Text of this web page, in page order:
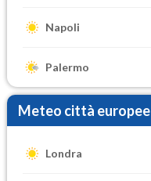
Napoli
Palermo
Meteo città europee
Londra